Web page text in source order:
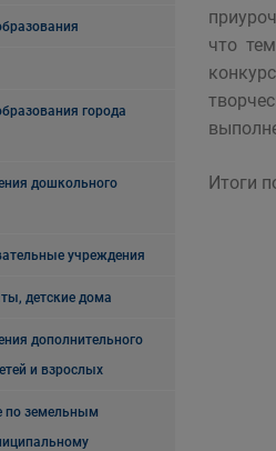
города
дошкольного
учреждения
детские дома
дополнительного
и взрослых
по земельным
что
Итоги